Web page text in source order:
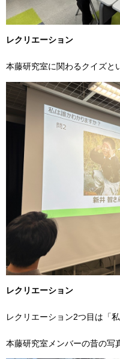
レクリエーション
本藤研究室に関わるクイズと
レクリエーション
レクリエーション2つ目は「
本藤研究室メンバーの昔の写